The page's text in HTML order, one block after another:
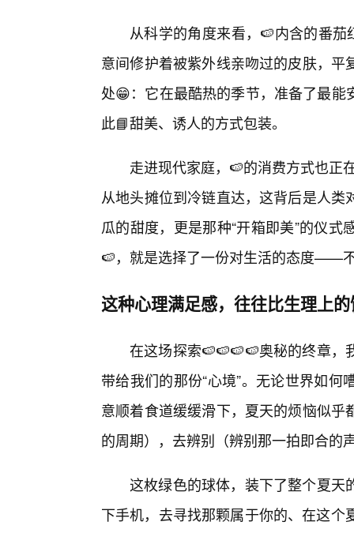
从科学的角度来看，🍉内含的番茄
意间修护着被紫外线亲吻过的皮肤，
处😁：它在最酷热的季节，准备了最
此📘甜美、诱人的方式包装。
走进现代家庭，🍉的消费方式也正
从地头摊位到冷链直达，这背后是人
瓜的甜度，更是那种“开箱即美”的仪
🍉，就是选择了一份对生活的态度——
这种心理满足感，往往比生理上
在这场探索🍉🍉🍉🍉奥秘的终章，
带给我们的那份“心境”。无论世界如
意顺着食道缓缓滑下，夏天的烦恼似
的周期），去辨别（辨别那一拍即合的
这枚绿色的球体，装下了整个夏天
下手机，去寻找那颗属于你的、在这